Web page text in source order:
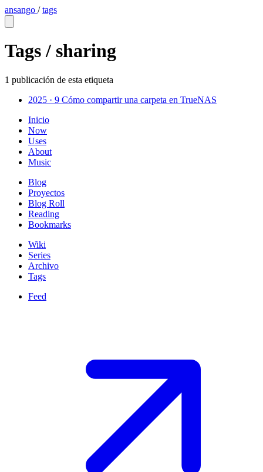
ansango /tags
Tags / sharing
1 publicación de esta etiqueta
2025 · 9 Cómo compartir una carpeta en TrueNAS
Inicio
Now
Uses
About
Music
Blog
Proyectos
Blog Roll
Reading
Bookmarks
Wiki
Series
Archivo
Tags
Feed